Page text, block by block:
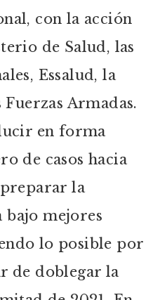
con la acción
de Salud, las
Essalud, la
Armadas.
en forma
de casos hacia
la
bajo mejores
lo posible por
de doblegar la